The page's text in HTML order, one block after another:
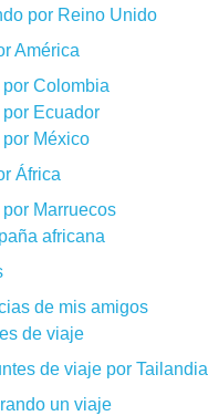
por Reino Unido
América
Colombia
Ecuador
México
África
Marruecos
africana
de mis amigos
de viaje
de viaje por Tailandia
un viaje